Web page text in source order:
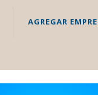
AGREGAR